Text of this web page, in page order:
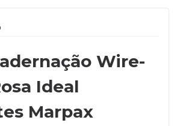
Wire-
Ideal
Marpax